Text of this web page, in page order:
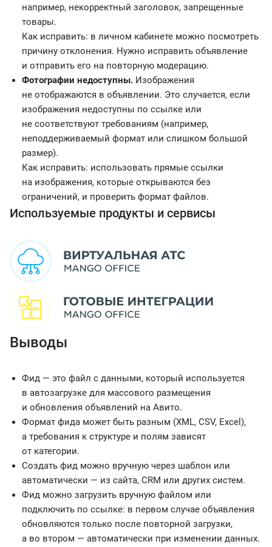
например, некорректный заголовок, запрещенные
товары.
Как исправить: в личном кабинете можно посмотреть
причину отклонения. Нужно исправить объявление
и отправить его на повторную модерацию.
Фотографии недоступны. Изображения
не отображаются в объявлении. Это случается, если
изображения недоступны по ссылке или
не соответствуют требованиям (например,
неподдерживаемый формат или слишком большой
размер).
Как исправить: использовать прямые ссылки
на изображения, которые открываются без
ограничений, и проверить формат файлов.
Используемые продукты и сервисы
Выводы
Фид — это файл с данными, который используется
в автозагрузке для массового размещения
и обновления объявлений на Авито.
Формат фида может быть разным (XML, CSV, Excel),
а требования к структуре и полям зависят
от категории.
Создать фид можно вручную через шаблон или
автоматически — из сайта, CRM или других систем.
Фид можно загрузить вручную файлом или
подключить по ссылке: в первом случае объявления
обновляются только после повторной загрузки,
а во втором — автоматически при изменении данных.